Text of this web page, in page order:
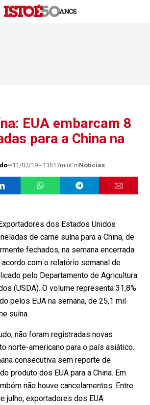
EUA embarcam 8
para a China na
11/07/19 - 11h17minEmNotícias
dos Estados Unidos
de carne suína para a China, de
fechados, na semana encerrada
acordo com o relatório semanal de
pelo Departamento de Agricultura
(USDA). O volume representa 31,8%
pelos EUA na semana, de 25,1 mil
suína.
não foram registradas novas
norte-americano para o país asiático.
consecutiva sem reporte de
produto dos EUA para a China. Em
não houve cancelamentos. Entre
julho, exportadores dos EUA